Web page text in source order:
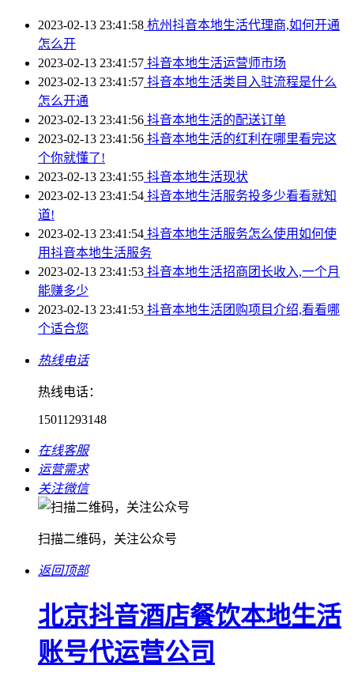
2023-02-13 23:41:58 杭州抖音本地生活代理商,如何开通
怎么开
2023-02-13 23:41:57 抖音本地生活运营师市场
2023-02-13 23:41:57 抖音本地生活类目入驻流程是什么
怎么开通
2023-02-13 23:41:56 抖音本地生活的配送订单
2023-02-13 23:41:56 抖音本地生活的红利在哪里看完这
个你就懂了!
2023-02-13 23:41:55 抖音本地生活现状
2023-02-13 23:41:54 抖音本地生活服务投多少看看就知
道!
2023-02-13 23:41:54 抖音本地生活服务怎么使用如何使
用抖音本地生活服务
2023-02-13 23:41:53 抖音本地生活招商团长收入,一个月
能赚多少
2023-02-13 23:41:53 抖音本地生活团购项目介绍,看看哪
个适合您
热线电话
热线电话：
15011293148
在线客服
运营需求
关注微信
扫描二维码，关注公众号
返回顶部
北京抖音酒店餐饮本地生活
账号代运营公司